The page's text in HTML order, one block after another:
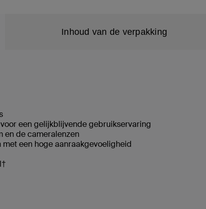
Inhoud van de verpakking
een gelijkblijvende gebruikservaring
en de cameralenzen
een hoge aanraakgevoeligheid